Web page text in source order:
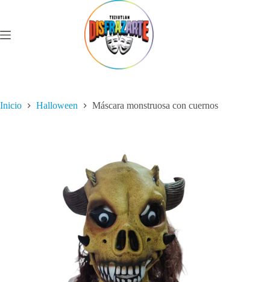
Inicio Halloween Máscara monstruosa con cuernos